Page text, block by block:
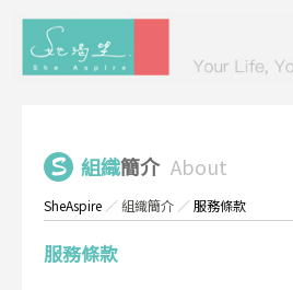
組織簡介 About
SheAspire ／組織簡介 ／服務條款
服務條款